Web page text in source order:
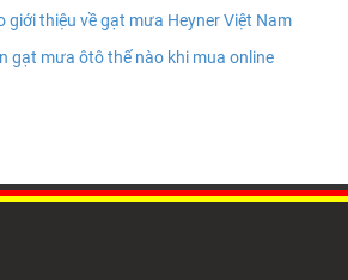
giới thiệu về gạt mưa Heyner Việt Nam
gạt mưa ôtô thế nào khi mua online